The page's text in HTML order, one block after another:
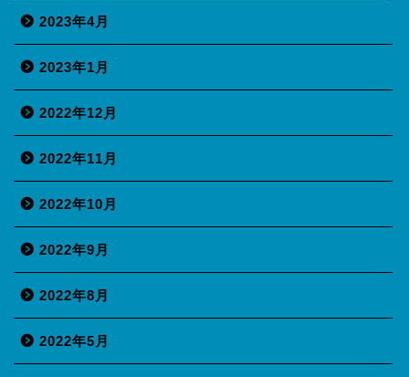
2023年4月
2023年1月
2022年12月
2022年11月
2022年10月
2022年9月
2022年8月
2022年5月